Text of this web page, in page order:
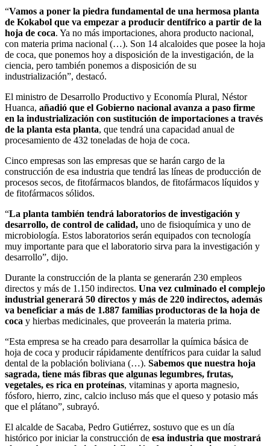
“Vamos a poner la piedra fundamental de una hermosa planta
de Kokabol que va empezar a producir dentífrico a partir de la
hoja de coca. Ya no más importaciones, ahora producto nacional,
con materia prima nacional (…). Son 14 alcaloides que posee la hoja
de coca, que ponemos hoy a disposición de la investigación, de la
ciencia, pero también ponemos a disposición de su
industrialización”, destacó.
El ministro de Desarrollo Productivo y Economía Plural, Néstor
Huanca, añadió que el Gobierno nacional avanza a paso firme
en la industrialización con sustitución de importaciones a través
de la planta esta planta, que tendrá una capacidad anual de
procesamiento de 432 toneladas de hoja de coca.
Cinco empresas son las empresas que se harán cargo de la
construcción de esa industria que tendrá las líneas de producción de
procesos secos, de fitofármacos blandos, de fitofármacos líquidos y
de fitofármacos sólidos.
“La planta también tendrá laboratorios de investigación y
desarrollo, de control de calidad, uno de fisioquímica y uno de
microbiología. Estos laboratorios serán equipados con tecnología
muy importante para que el laboratorio sirva para la investigación y
desarrollo”, dijo.
Durante la construcción de la planta se generarán 230 empleos
directos y más de 1.150 indirectos. Una vez culminado el complejo
industrial generará 50 directos y más de 220 indirectos, además
va beneficiar a más de 1.887 familias productoras de la hoja de
coca y hierbas medicinales, que proveerán la materia prima.
“Esta empresa se ha creado para desarrollar la química básica de
hoja de coca y producir rápidamente dentífricos para cuidar la salud
dental de la población boliviana (…). Sabemos que nuestra hoja
sagrada, tiene más fibras que algunas legumbres, frutas,
vegetales, es rica en proteínas, vitaminas y aporta magnesio,
fósforo, hierro, zinc, calcio incluso más que el queso y potasio más
que el plátano”, subrayó.
El alcalde de Sacaba, Pedro Gutiérrez, sostuvo que es un día
histórico por iniciar la construcción de esa industria que mostrará